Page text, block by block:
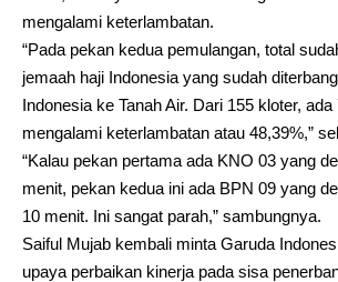
mengalami keterlambatan.
“Pada pekan kedua pemulangan, total
jemaah haji Indonesia yang sudah
Indonesia ke Tanah Air. Dari 155 kloter,
mengalami keterlambatan atau 48,39%,”
“Kalau pekan pertama ada KNO 03 yang
menit, pekan kedua ini ada BPN 09 yang
10 menit. Ini sangat parah,” sambungnya.
Saiful Mujab kembali minta Garuda
upaya perbaikan kinerja pada sisa